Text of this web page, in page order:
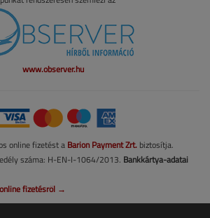
www.observer.hu
online fizetést a Barion Payment Zrt. biztosítja.
száma: H-EN-I-1064/2013. Bankkártya-adatai
fizetésről →